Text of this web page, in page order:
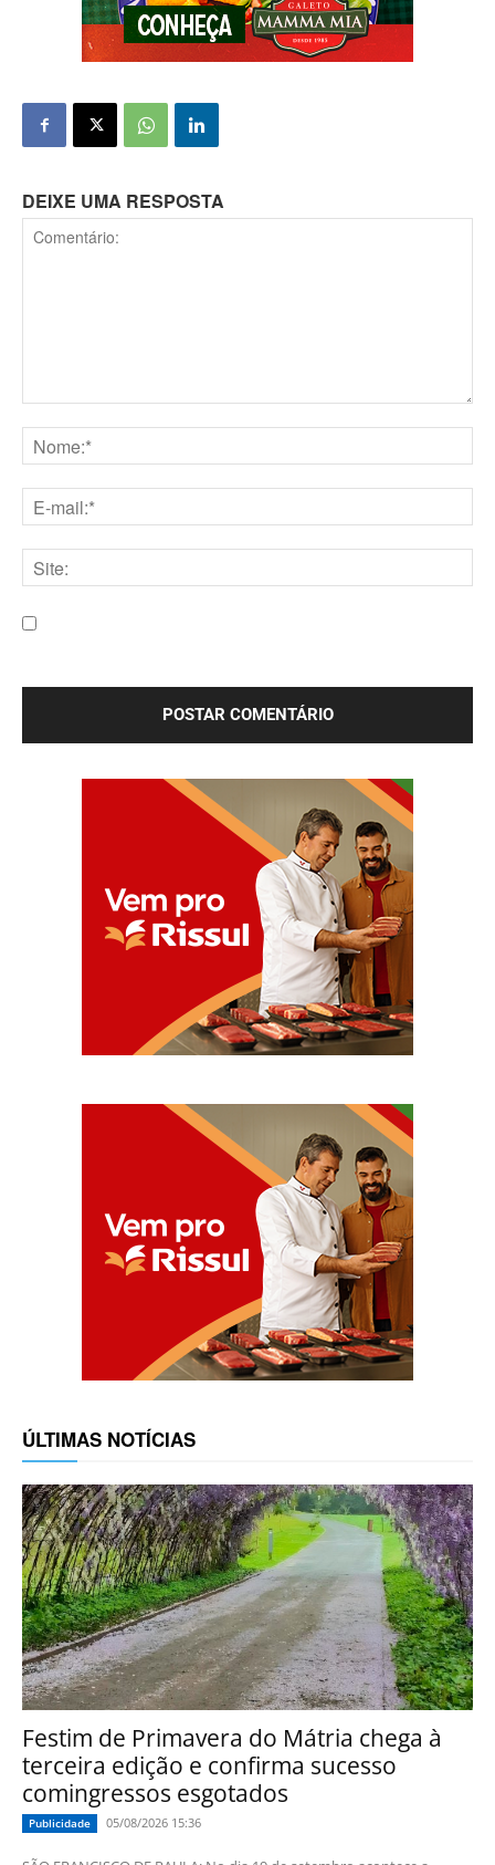
DEIXE UMA RESPOSTA
mail:*
ÚLTIMAS NOTÍCIAS
Festim de Primavera do Mátria chega à
terceira edição e confirma sucesso
comingressos esgotados
Publicidade 05/08/2026 15:36